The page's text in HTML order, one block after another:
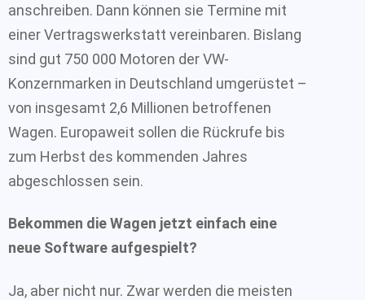
anschreiben. Dann können sie Termine mit
einer Vertragswerkstatt vereinbaren. Bislang
sind gut 750 000 Motoren der VW-
Konzernmarken in Deutschland umgerüstet –
von insgesamt 2,6 Millionen betroffenen
Wagen. Europaweit sollen die Rückrufe bis
zum Herbst des kommenden Jahres
abgeschlossen sein.
Bekommen die Wagen jetzt einfach eine
neue Software aufgespielt?
Ja, aber nicht nur. Zwar werden die meisten